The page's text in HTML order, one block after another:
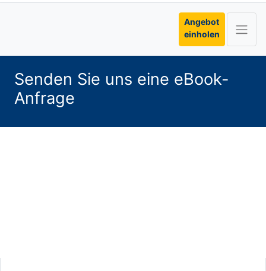
Angebot
einholen
Senden Sie uns eine eBook-
Anfrage